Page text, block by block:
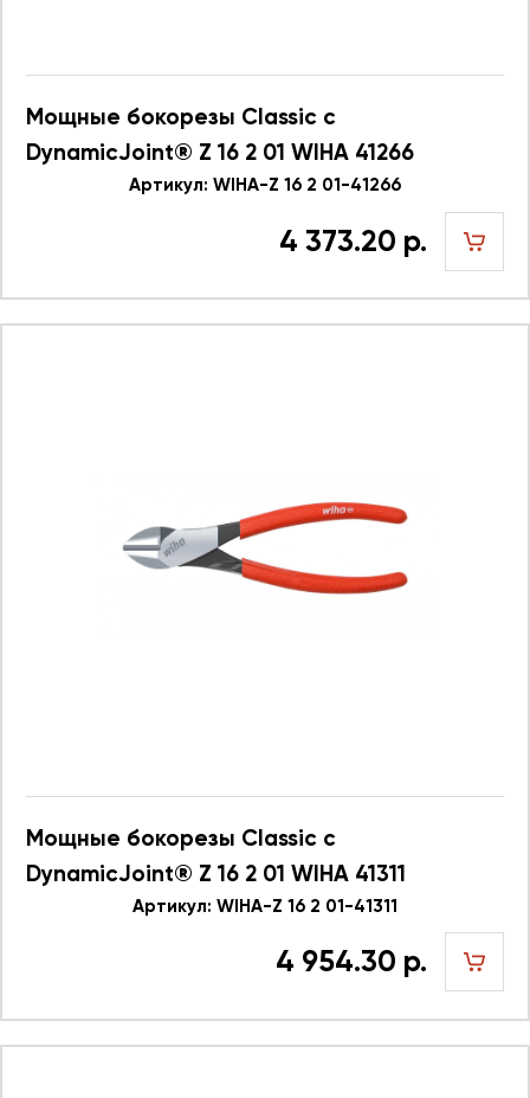
Мощные бокорезы Classic с
DynamicJoint® Z 16 2 01 WIHA 41266
Артикул: WIHA-Z 16 2 01-41266
4 373.20 р.
Мощные бокорезы Classic с
DynamicJoint® Z 16 2 01 WIHA 41311
Артикул: WIHA-Z 16 2 01-41311
4 954.30 р.